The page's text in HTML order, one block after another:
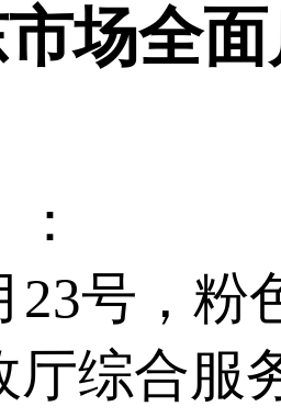
场全
：
号
综合服